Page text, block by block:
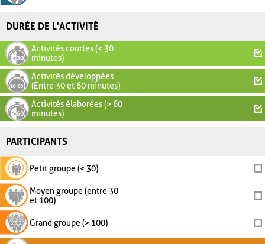
DURÉE DE L'ACTIVITÉ
Activités courtes (< 30
minutes)
Activités développées
(Entre 30 et 60 minutes)
Activités élaborées (> 60
minutes)
PARTICIPANTS
Petit groupe (< 30)
Moyen groupe (entre 30
et 100)
Grand groupe (> 100)